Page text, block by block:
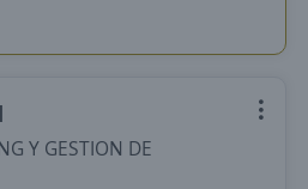
Y GESTION DE